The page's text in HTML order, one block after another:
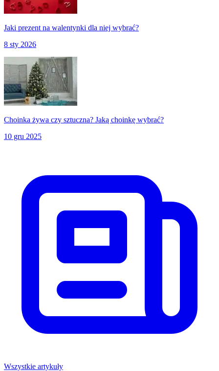
Jaki prezent na walentynki dla niej wybrać?
8 sty 2026
Choinka żywa czy sztuczna? Jaką choinkę wybrać?
10 gru 2025
Wszystkie artykuły